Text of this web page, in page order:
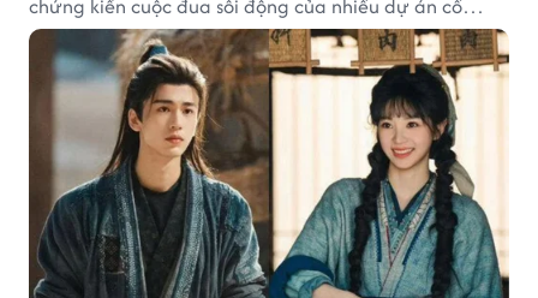
trang có độ thảo luận cao.